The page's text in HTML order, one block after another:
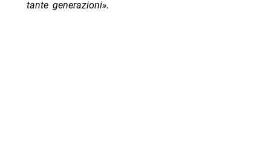
tante generazioni».